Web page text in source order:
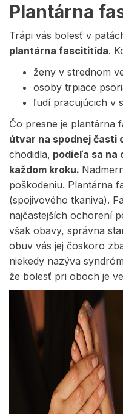
Plantárna
Trápi vás bolesť v
plantárna fascititída.
ženy v strednom
osoby trpiace
ľudí pracujúcich v
Čo presne je plantárna
útvar na spodnej časti
chodidla, podieľa sa na
každom kroku.
poškodeniu. Plantárna
(spojivového tkaniva).
najčastejších ochorení
však obavy, správna
obuv vás jej čoskoro
niekedy nazýva
že bolesť pri oboch je